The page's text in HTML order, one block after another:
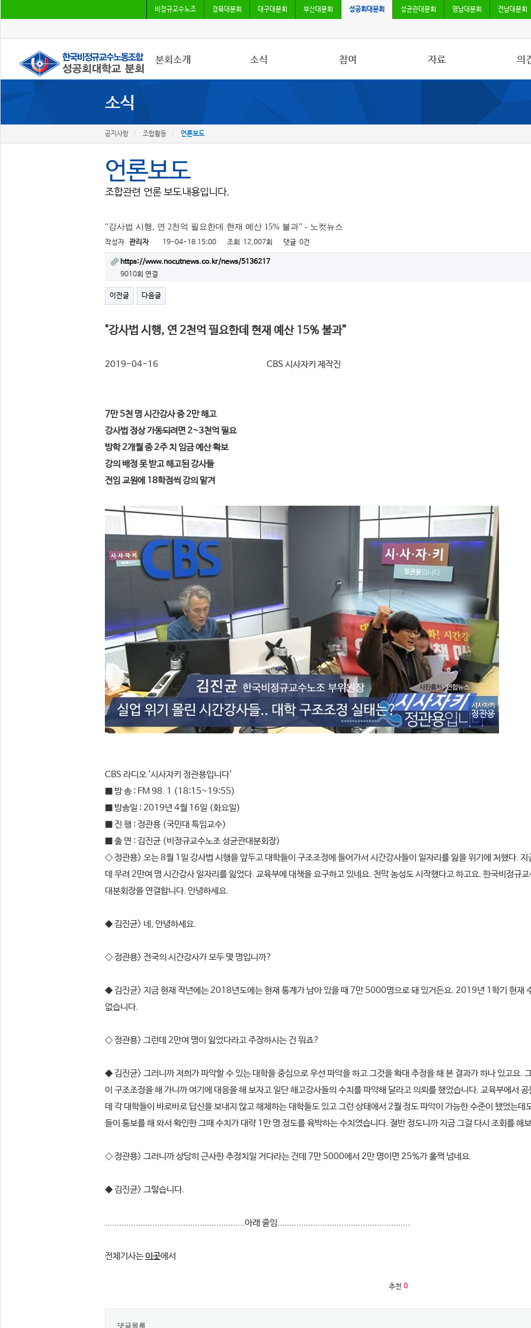
비정규교수노조 경북대분회 대구대분회 부산대분회 성공회대분회 성균관대분회 영남대분회 전남대분회
분회소개
조합원가입
소식 참여 자료 의
소식
공지사항 조합활동 언론보도
언론보도
조합관련 언론 보도내용입니다.
"강사법 시행, 연 2천억 필요한데 현재 예산 15% 불과” - 노컷뉴스
작성자 관리자 19-04-18 15:00 조회 12,007회 댓글 0건
https://www.nocutnews.co.kr/news/5136217
9010회 연결
이전글 다음글
"강사법 시행, 연 2천억 필요한데 현재 예산 15% 불과”
2019-04-16 CBS 시사자키 제작진
7만 5천 명 시간강사 중 2만 해고
강사법 정상 가동되려면 2~3천억 필요
방학 2개월 중 2주 치 임금 예산 확보
강의 배정 못 받고 해고된 강사들
전임 교원에 18학점씩 강의 맡겨​
CBS 라디오 '시사자키 정관용입니다'
■ 방 송 : FM 98. 1 (18:15~19:55)
■ 방송일 : 2019년 4월 16일 (화요일)
■ 진 행 : 정관용 (국민대 특임교수)
■ 출 연 : 김진균 (비정규교수노조 성균관대분회장)
◇ 정관용> 오는 8월 1일 강사법 시행을 앞두고 대학들이 구조조정에 들어가서 시간강사들이 일자리를 잃을 위기에 처했다.
데 무려 2만여 명 시간강사 일자리를 잃었다. 교육부에 대책을 요구하고 있네요. 천막 농성도 시작했다고 하고요. 한국비정규
대분회장을 연결합니다. 안녕하세요.
◆ 김진균> 네, 안녕하세요.
◇ 정관용> 전국의 시간강사가 모두 몇 명입니까?
◆ 김진균> 지금 현재 작년에는 2018년도에는 현재 통계가 남아 있을 때 7만 5000명으로 돼 있거든요. 2019년 1학기 현재
없습니다.
◇ 정관용> 그런데 2만여 명이 잃었다라고 주장하시는 건 뭐죠?
◆ 김진균> 그러니까 저희가 파악할 수 있는 대학을 중심으로 우선 파악을 하고 그것을 확대 추정을 해 본 결과가 하나 있고요.
이 구조조정을 해 가니까 여기에 대응을 해 보자고 일단 해고강사들의 수치를 파악해 달라고 의뢰를 했었습니다. 교육부에서
데 각 대학들이 바로바로 답신을 보내지 않고 해체하는 대학들도 있고 그런 상태에서 2월 정도 파악이 가능한 수준이 됐었는데
들이 통보를 해 와서 확인한 그때 수치가 대략 1만 명 정도를 육박하는 수치였습니다. 절반 정도니까 지금 그걸 다시 조회를 해
◇ 정관용> 그러니까 상당히 근사한 추정치일 거다라는 건데 7만 5000에서 2만 명이면 25%가 훌쩍 넘네요.
◆ 김진균> 그렇습니다.
...........................................................아래 줄임........................................................
전체기사는이곳에서​
추천 0
댓글목록